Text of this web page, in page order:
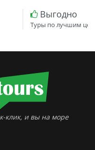
Выгодно
Туры по лучшим
клик, и вы на море